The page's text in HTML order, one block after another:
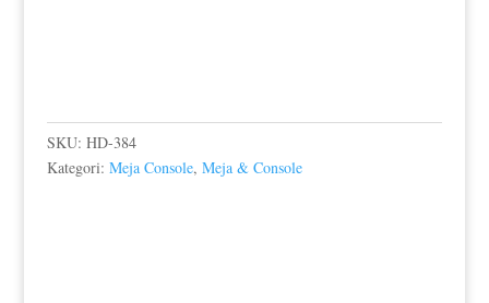
SKU: HD-384
Kategori: Meja Console, Meja & Console